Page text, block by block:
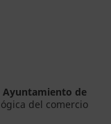
Ayuntamiento de
del comercio